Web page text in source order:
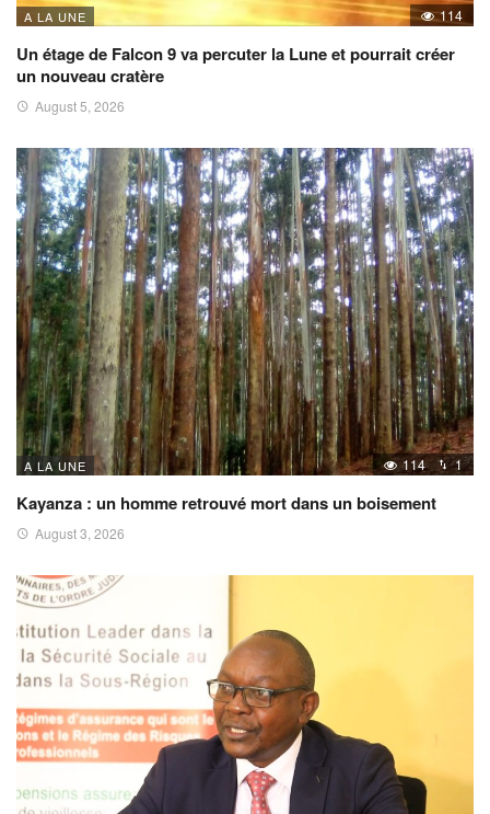
A LA UNE 114
Un étage de Falcon 9 va percuter la Lune et pourrait créer
un nouveau cratère
August 5, 2026
A LA UNE 114 1
Kayanza : un homme retrouvé mort dans un boisement
August 3, 2026